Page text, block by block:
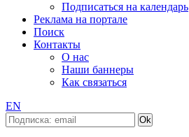
Подписаться на календарь
Реклама на портале
Поиск
Контакты
О нас
Наши баннеры
Как связаться
EN